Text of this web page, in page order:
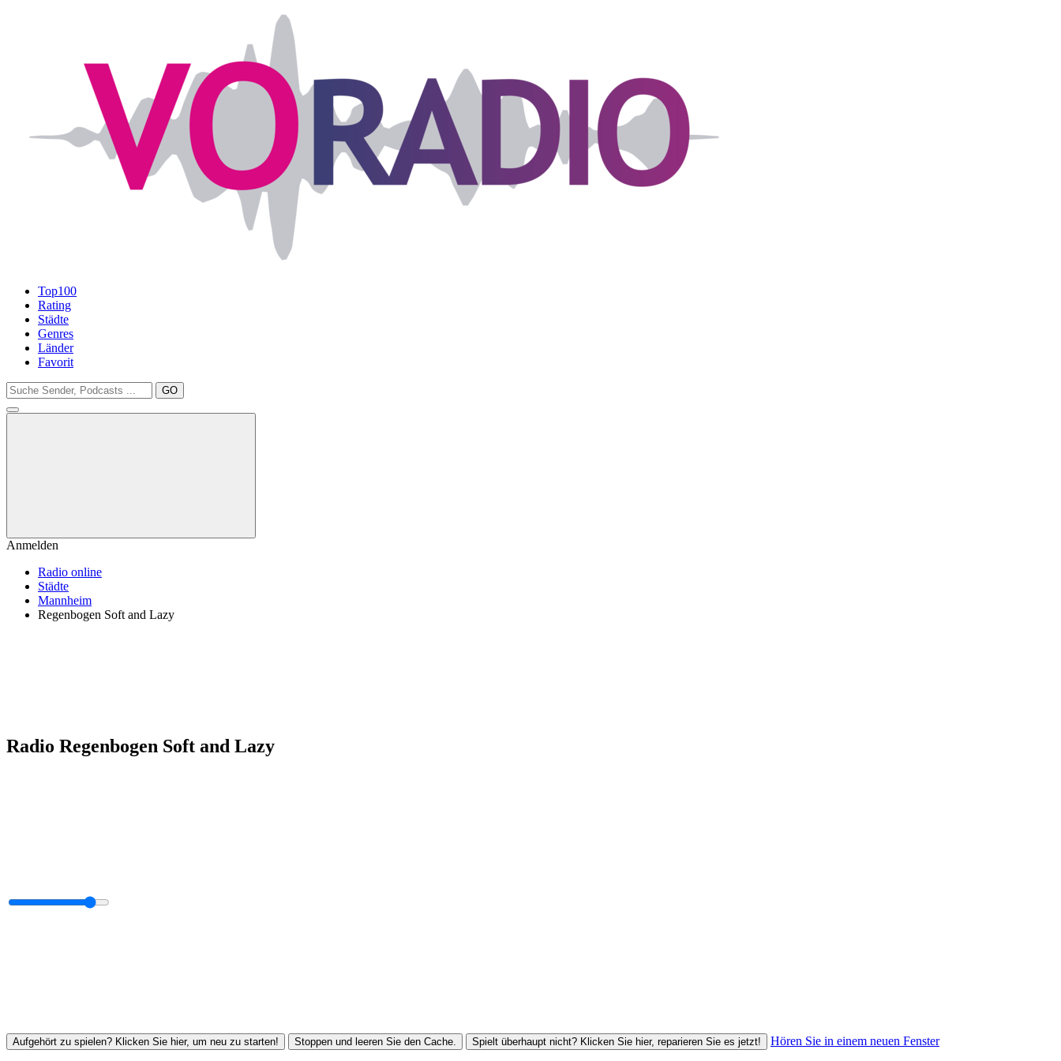
Top100
Rating
Städte
Genres
Länder
Favorit
GO
Anmelden
Radio online
Städte
Mannheim
Regenbogen Soft and Lazy
Radio Regenbogen Soft and Lazy
Aufgehört zu spielen? Klicken Sie hier, um neu zu starten! Stoppen und leeren Sie den Cache. Spielt überhaupt nicht? Klicken Sie hier, reparieren Sie es jetzt! Hören Sie in einem neuen Fenster